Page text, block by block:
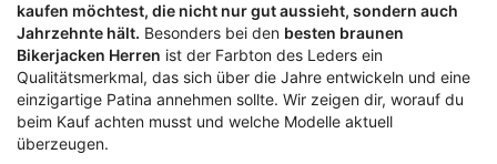
kaufen möchtest, die nicht nur gut aussieht, sondern auch
Jahrzehnte hält. Besonders bei den besten braunen
Bikerjacken Herren ist der Farbton des Leders ein
Qualitätsmerkmal, das sich über die Jahre entwickeln und eine
einzigartige Patina annehmen sollte. Wir zeigen dir, worauf du
beim Kauf achten musst und welche Modelle aktuell
überzeugen.